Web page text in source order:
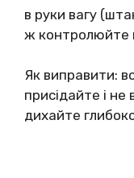
в руки вагу
ж контролюйте
Як виправити:
присідайте і
дихайте